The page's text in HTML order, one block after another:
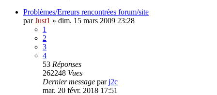
Problèmes/Erreurs rencontrées forum/site
parJust1 » dim. 15 mars 2009 23:28
1
2
3
4
53 Réponses
262248 Vues
Dernier message parj2c
mar. 20 févr. 2018 17:51